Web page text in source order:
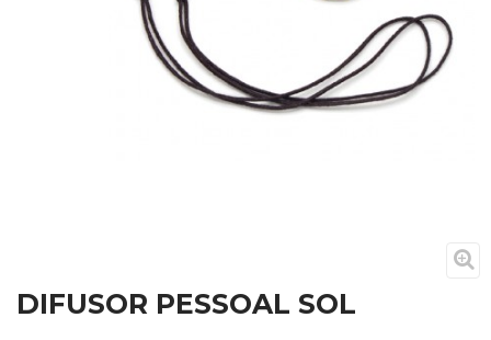
DIFUSOR PESSOAL SOL